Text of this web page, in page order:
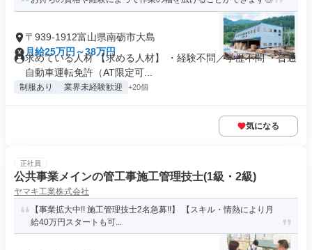
〒939-1912富山県南砺市大島
月給25万円～38万円
求めている人材 【求める人材】 ・経験不問／学歴不問 ・普通
自動車運転免許（AT限定可...
制服あり 業界未経験歓迎 +20個
気になる
正社員
公共事業メインの管工事施工管理技士(1級・2級)
ヤマキ工業株式会社
【事業拡大中!! 施工管理技士2名急募!!】 【スキル・情熱により月
給40万円スタートも可...